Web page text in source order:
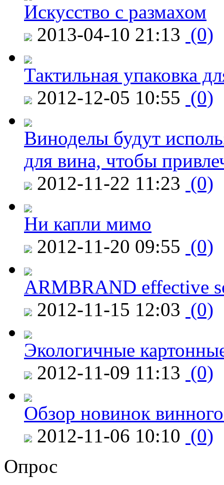
Искусство с размахом
2013-04-10 21:13 (0)
Тактильная упаковка
2012-12-05 10:55 (0)
Виноделы будут
для вина, чтобы
2012-11-22 11:23 (0)
Ни капли мимо
2012-11-20 09:55 (0)
ARMBRAND effective
2012-11-15 12:03 (0)
Экологичные
2012-11-09 11:13 (0)
Обзор новинок
2012-11-06 10:10 (0)
Опрос